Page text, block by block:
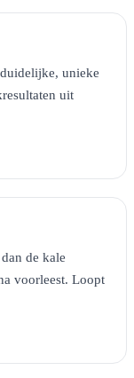
unieke
uit
de kale
voorleest. Loopt